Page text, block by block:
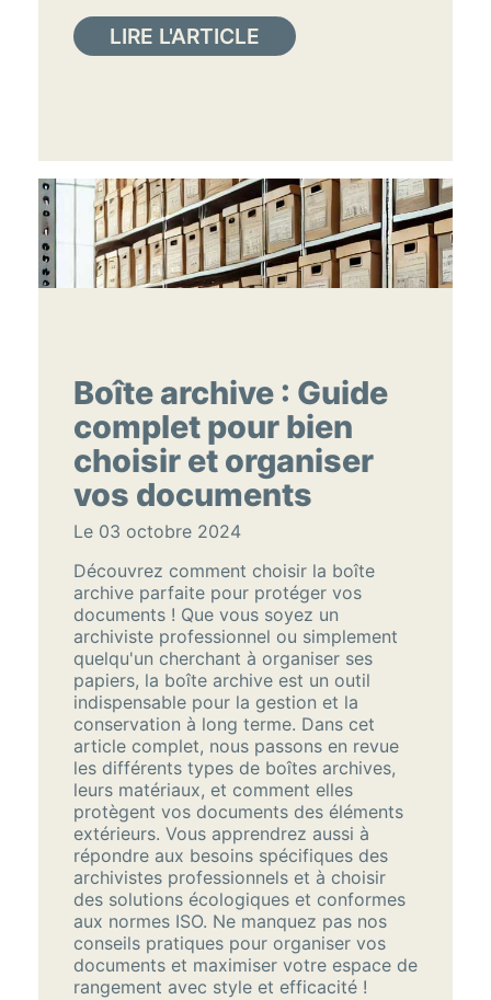
LIRE L'ARTICLE
Boîte archive : Guide
complet pour bien
choisir et organiser
vos documents
Le 03 octobre 2024
Découvrez comment choisir la boîte
archive parfaite pour protéger vos
documents ! Que vous soyez un
archiviste professionnel ou simplement
quelqu'un cherchant à organiser ses
papiers, la boîte archive est un outil
indispensable pour la gestion et la
conservation à long terme. Dans cet
article complet, nous passons en revue
les différents types de boîtes archives,
leurs matériaux, et comment elles
protègent vos documents des éléments
extérieurs. Vous apprendrez aussi à
répondre aux besoins spécifiques des
archivistes professionnels et à choisir
des solutions écologiques et conformes
aux normes ISO. Ne manquez pas nos
conseils pratiques pour organiser vos
documents et maximiser votre espace de
rangement avec style et efficacité !